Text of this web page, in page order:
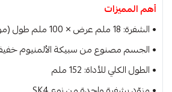
أهم المميزات
• الشفرة: 18 ملم عرض × 100 ملم طول (موديل HKNSB112)
• الجسم مصنوع من سبيكة الألمنيوم
• الطول الكلي للأداة: 152 ملم